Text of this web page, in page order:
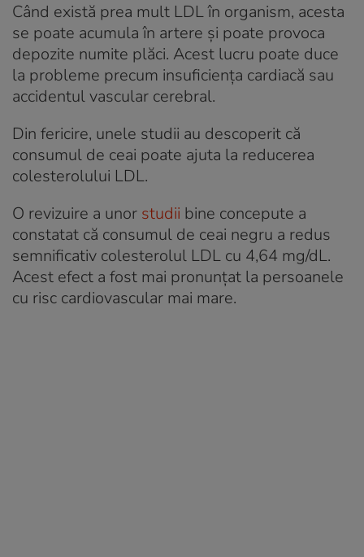
Când există prea mult LDL în organism, acesta
se poate acumula în artere și poate provoca
depozite numite plăci. Acest lucru poate duce
la probleme precum insuficiența cardiacă sau
accidentul vascular cerebral.
Din fericire, unele studii au descoperit că
consumul de ceai poate ajuta la reducerea
colesterolului LDL.
O revizuire a unor studii bine concepute a
constatat că consumul de ceai negru a redus
semnificativ colesterolul LDL cu 4,64 mg/dL.
Acest efect a fost mai pronunțat la persoanele
cu risc cardiovascular mai mare.